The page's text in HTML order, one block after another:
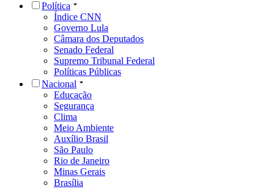
Política
Índice CNN
Governo Lula
Câmara dos Deputados
Senado Federal
Supremo Tribunal Federal
Políticas Públicas
Nacional
Educação
Segurança
Clima
Meio Ambiente
Auxílio Brasil
São Paulo
Rio de Janeiro
Minas Gerais
Brasília